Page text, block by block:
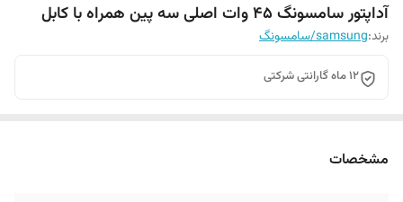
آداپتور سامسونگ 45 وات اصلی سه پین همراه با کابل
برند:samsung/سامسونگ
12 ماه گارانتی شرکتی
مشخصات